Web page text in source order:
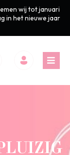
wij tot januari
in het nieuwe jaar